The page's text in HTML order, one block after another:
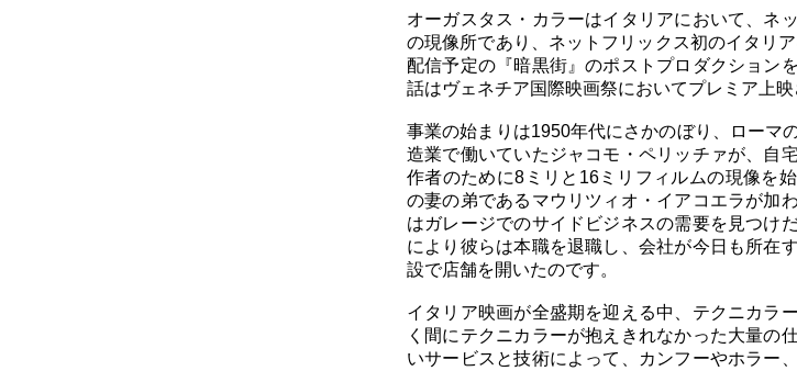
オーガスタス・カラーはイタリアにおいて、ネ
の現像所であり、ネットフリックス初のイタリ
配信予定の『暗黒街』のポストプロダクション
話はヴェネチア国際映画祭においてプレミア上映
事業の始まりは1950年代にさかのぼり、ローマ
造業で働いていたジャコモ・ペリッチァが、自
作者のために8ミリと16ミリフィルムの現像を
の妻の弟であるマウリツィオ・イアコエラが加
はガレージでのサイドビジネスの需要を見つけ
により彼らは本職を退職し、会社が今日も所在
設で店舗を開いたのです。
イタリア映画が全盛期を迎える中、テクニカラ
く間にテクニカラーが抱えきれなかった大量の
いサービスと技術によって、カンフーやホラー